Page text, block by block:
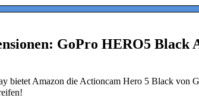
GoPro HERO5 Black
bietet Amazon die Actioncam Hero 5 Black von